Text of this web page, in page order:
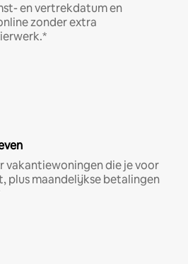
en vertrekdatum en
zonder extra
vakantiewoningen die je voor
plus maandelijkse betalingen